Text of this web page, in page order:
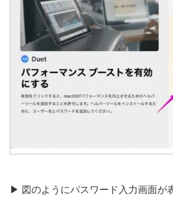
▶︎ 図のようにパスワード入力画面が